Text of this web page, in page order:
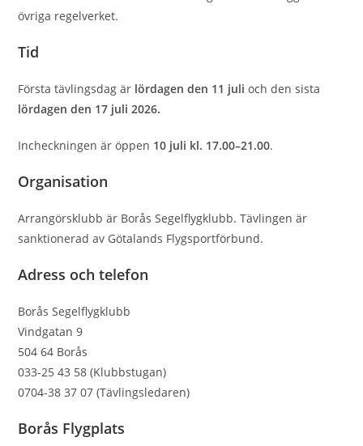
övriga regelverket.
Tid
Första tävlingsdag är lördagen den 11 juli och den sista
lördagen den 17 juli 2026.
Incheckningen är öppen 10 juli kl. 17.00–21.00.
Organisation
Arrangörsklubb är Borås Segelﬂygklubb. Tävlingen är
sanktionerad av Götalands Flygsportförbund.
Adress och telefon
Borås Segelﬂygklubb
Vindgatan 9
504 64 Borås
033-25 43 58 (Klubbstugan)
0704-38 37 07 (Tävlingsledaren)
Borås Flygplats